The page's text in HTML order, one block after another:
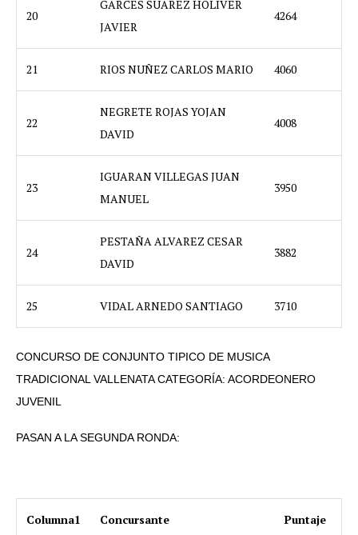
20
GARCES SUAREZ HOLIVER
JAVIER
4264
21 RIOS NUÑEZ CARLOS MARIO 4060
22
NEGRETE ROJAS YOJAN
DAVID
4008
23
IGUARAN VILLEGAS JUAN
MANUEL
3950
24
PESTAÑA ALVAREZ CESAR
DAVID
3882
25 VIDAL ARNEDO SANTIAGO 3710
CONCURSO DE CONJUNTO TIPICO DE MUSICA
TRADICIONAL VALLENATA CATEGORÍA: ACORDEONERO
JUVENIL
PASAN A LA SEGUNDA RONDA:
Columna1 Concursante Puntaje